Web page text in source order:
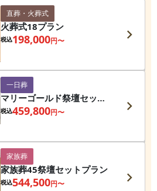
直葬・火葬式
火葬式18プラン
税込198,000円〜
一日葬
マリーゴールド祭壇セット
プラン
税込459,800円〜
家族葬
家族葬45祭壇セットプラン
税込544,500円〜